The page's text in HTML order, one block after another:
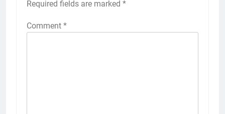
Required fields are marked *
Comment *